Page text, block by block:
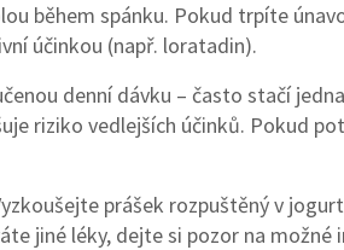
během spánku. Pokud trpíte
účinkou (např. loratadin).
denní dávku – často stačí
riziko vedlejších účinků. Pokud
prášek rozpuštěný v
jiné léky, dejte si pozor na